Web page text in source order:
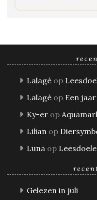
Lalagè op
Lalagè op Een
Ky-er op
Lilian op
Luna op
Gelezen in juli